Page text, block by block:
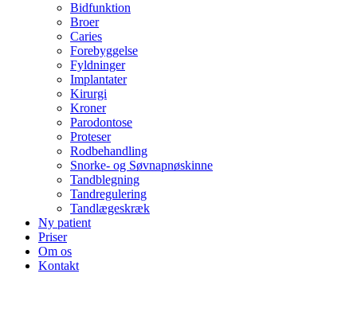
Bidfunktion
Broer
Caries
Forebyggelse
Fyldninger
Implantater
Kirurgi
Kroner
Parodontose
Proteser
Rodbehandling
Snorke- og Søvnapnøskinne
Tandblegning
Tandregulering
Tandlægeskræk
Ny patient
Priser
Om os
Kontakt